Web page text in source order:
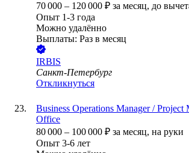
70 000 – 120 000 ₽ за месяц, до
Опыт 1-3 года
Можно удалённо
Выплаты: Раз в месяц
IRBIS
Санкт-Петербург
Откликнуться
Business Operations Manager / Project
Office
80 000 – 100 000 ₽ за месяц, на руки
Опыт 3-6 лет